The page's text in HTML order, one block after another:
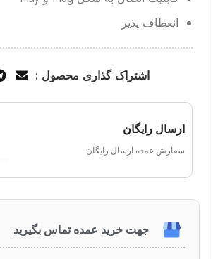
انعطاف پذیر
اشتراک گذاری محصول :
ارسال رایگان
سفارش عمده ارسال رایگان
جهت خرید عمده تماس بگیرید